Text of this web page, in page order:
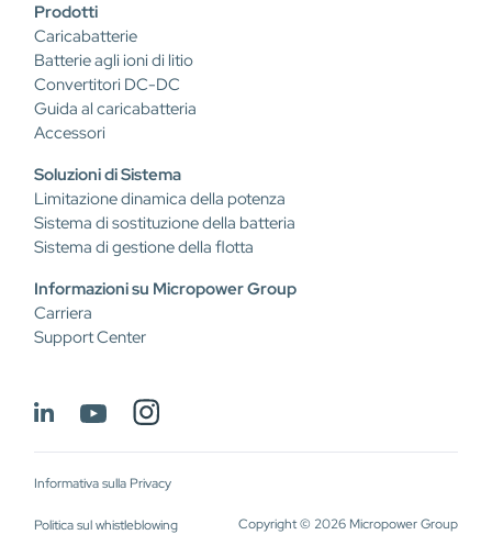
Prodotti
Caricabatterie
Batterie agli ioni di litio
Convertitori DC-DC
Guida al caricabatteria
Accessori
Soluzioni di Sistema
Limitazione dinamica della potenza
Sistema di sostituzione della batteria
Sistema di gestione della flotta
Informazioni su Micropower Group
Carriera
Support Center
Informativa sulla Privacy
Politica sul whistleblowing Copyright © 2026 Micropower Group